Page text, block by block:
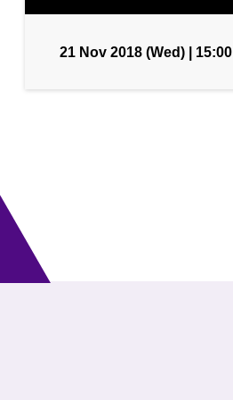
21 Nov 2018 (Wed) | 15:00